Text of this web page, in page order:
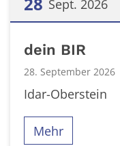
Sept. 2026
dein BIR
28. September 2026
Idar-Oberstein
Mehr